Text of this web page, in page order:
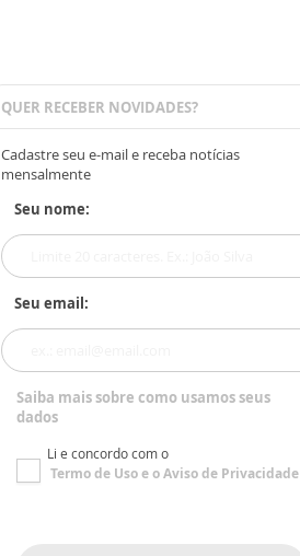
QUER RECEBER NOVIDADES?
Cadastre seu e-mail e receba notícias
mensalmente
Seu nome:
Seu email:
Saiba mais sobre como usamos seus
dados
Li e concordo com o
Termo de Usoe oAviso de Privacidade